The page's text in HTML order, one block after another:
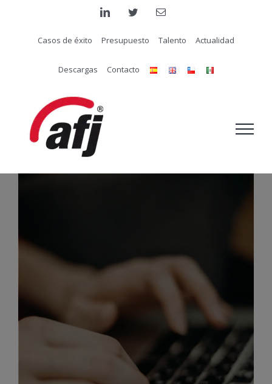
contenido
linkedintwitter Correo
Casos de éxito Presupuesto Talento Actualidad
Descargas Contacto